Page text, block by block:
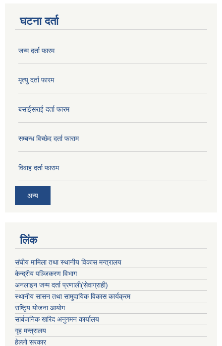
घटना दर्ता
जन्म दर्ता फारम
मृत्यु दर्ता फारम
बसाईसराई दर्ता फारम
सम्बन्ध विच्छेद दर्ता फाराम
विवाह दर्ता फाराम
अन्य
लिंक
संघीय मामिला तथा स्थानीय विकास मन्त्रालय
केन्द्रीय पञ्जिकरण विभाग
अनलाइन जन्म दर्ता प्रणाली(सेवाग्राही)
स्थानीय सासन तथा सामुदायिक विकास कार्यक्रम
राष्टि्ृय योजना आयोग
सार्बजनिक खरिद अनुगमन कार्यालय
गृह मन्त्रालय
हेल्लो सरकार